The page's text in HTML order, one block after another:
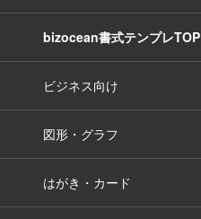
bizocean書式テンプレTOP
ビジネス向け
図形・グラフ
はがき・カード